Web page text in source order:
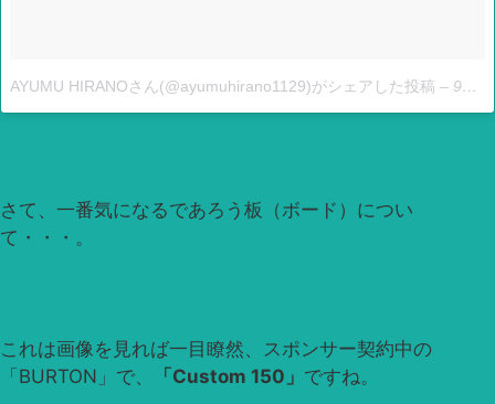
AYUMU HIRANOさん(@ayumuhirano1129)がシェアした投稿 – 9月 30, 2017 at 8:53午前 PDT
さて、一番気になるであろう板（ボード）につい
て・・・。
これは画像を見れば一目瞭然、スポンサー契約中の
「BURTON」で、
「Custom 150」 ですね。